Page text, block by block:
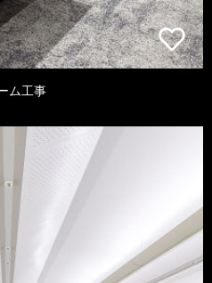
ム工事